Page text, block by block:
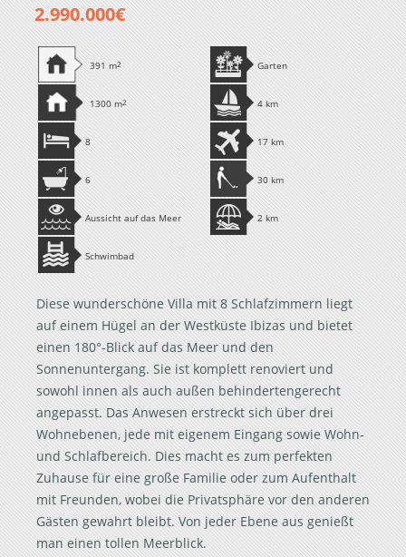
2.990.000€
391 m2
1300 m2
8
6
Aussicht auf das Meer
Schwimbad
Garten
4 km
17 km
30 km
2 km
Diese wunderschöne Villa mit 8 Schlafzimmern liegt
auf einem Hügel an der Westküste Ibizas und bietet
einen 180°-Blick auf das Meer und den
Sonnenuntergang. Sie ist komplett renoviert und
sowohl innen als auch außen behindertengerecht
angepasst. Das Anwesen erstreckt sich über drei
Wohnebenen, jede mit eigenem Eingang sowie Wohn-
und Schlafbereich. Dies macht es zum perfekten
Zuhause für eine große Familie oder zum Aufenthalt
mit Freunden, wobei die Privatsphäre vor den anderen
Gästen gewahrt bleibt. Von jeder Ebene aus genießt
man einen tollen Meerblick.